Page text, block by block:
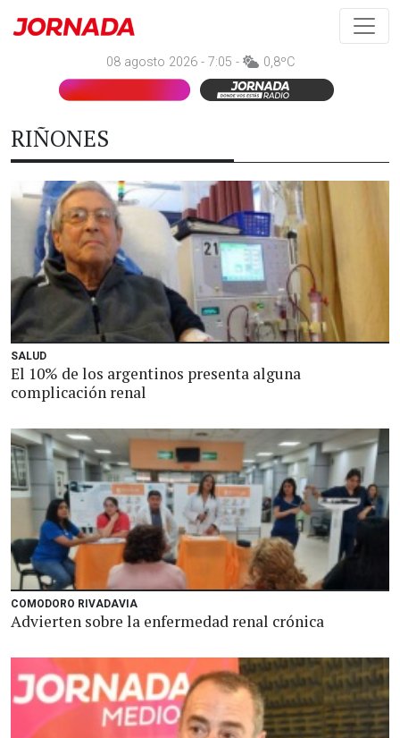
08 agosto 2026 - 7:05 - 0,8ºC
RIÑONES
SALUD
El 10% de los argentinos presenta alguna
complicación renal
COMODORO RIVADAVIA
Advierten sobre la enfermedad renal crónica